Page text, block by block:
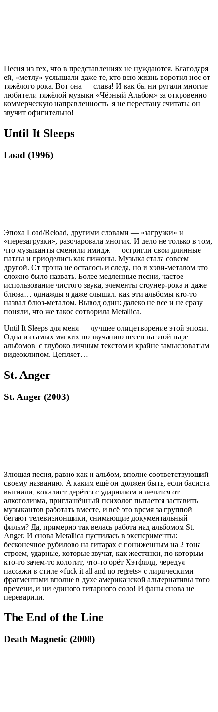
Песня из тех, что в представлениях не нуждаются. Благодаря
ей, «метлу» услышали даже те, кто всю жизнь воротил нос от
тяжёлого рока. Вот она — слава! И как бы ни ругали многие
любители тяжёлой музыки «Чёрный Альбом» за откровенно
коммерческую направленность, я не перестану считать: он
звучит офигительно!
Until It Sleeps
Load (1996)
Эпоха Load/Reload, другими словами — «загрузки» и
«перезагрузки», разочаровала многих. И дело не только в том,
что музыканты сменили имидж — остригли свои длинные
патлы и приоделись как пижоны. Музыка стала совсем
другой. От трэша не осталось и следа, но и хэви-металом это
сложно было назвать. Более медленные песни, частое
использование чистого звука, элементы стоунер-рока и даже
блюза… однажды я даже слышал, как эти альбомы кто-то
назвал блюз-металом. Вывод один: далеко не все и не сразу
поняли, что же такое сотворила Metallica.
Until It Sleeps для меня — лучшее олицетворение этой эпохи.
Одна из самых мягких по звучанию песен на этой паре
альбомов, с глубоко личным текстом и крайне замысловатым
видеоклипом. Цепляет…
St. Anger
St. Anger (2003)
Злющая песня, равно как и альбом, вполне соответствующий
своему названию. А каким ещё он должен быть, если басиста
выгнали, вокалист дерётся с ударником и лечится от
алкоголизма, приглашённый психолог пытается заставить
музыкантов работать вместе, и всё это время за группой
бегают телевизионщики, снимающие документальный
фильм? Да, примерно так велась работа над альбомом St.
Anger. И снова Metallica пустилась в эксперименты:
бесконечное рубилово на гитарах с пониженным на 2 тона
строем, ударные, которые звучат, как жестянки, по которым
кто-то зачем-то колотит, что-то орёт Хэтфилд, чередуя
пассажи в стиле «fuck it all and no regrets» с лирическими
фрагментами вполне в духе американской альтернативы того
времени, и ни единого гитарного соло! И фаны снова не
переварили.
The End of the Line
Death Magnetic (2008)